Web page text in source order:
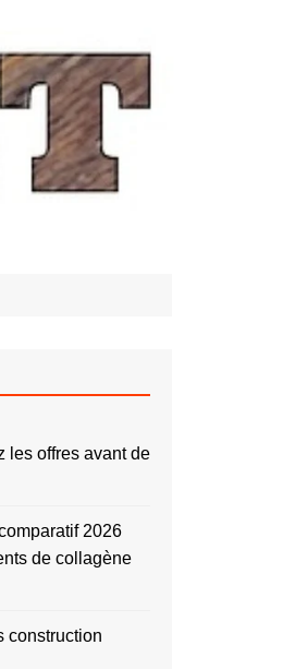
les offres avant de
2026
de collagène
construction